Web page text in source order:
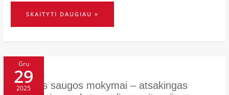
SKAITYTI DAUGIAU »
Gru
29
2025
Civilinės saugos mokymai – atsakingas
CIVILINĖS
SAUGOS
MOKYMAI
–
ATSAKINGAS
PASIRENGIMAS
EKSTREMALIOMS